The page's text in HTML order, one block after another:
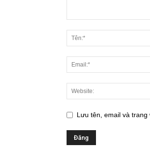
Lưu tên, email và trang